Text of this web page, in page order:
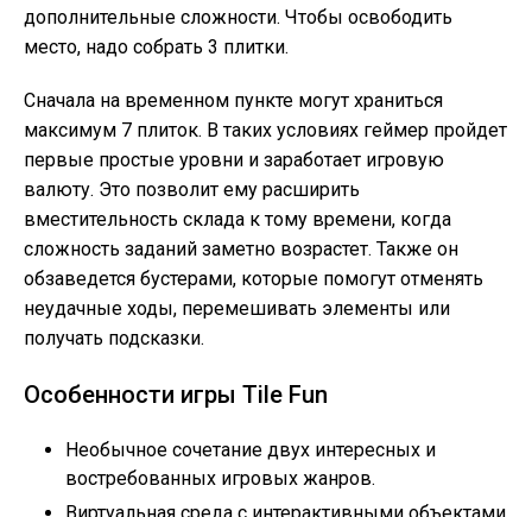
дополнительные сложности. Чтобы освободить
место, надо собрать 3 плитки.
Сначала на временном пункте могут храниться
максимум 7 плиток. В таких условиях геймер пройдет
первые простые уровни и заработает игровую
валюту. Это позволит ему расширить
вместительность склада к тому времени, когда
сложность заданий заметно возрастет. Также он
обзаведется бустерами, которые помогут отменять
неудачные ходы, перемешивать элементы или
получать подсказки.
Особенности игры Tile Fun
Необычное сочетание двух интересных и
востребованных игровых жанров.